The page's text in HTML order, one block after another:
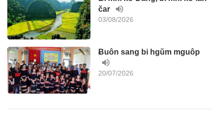
čar
03/08/2026
Ƀuôn sang bi hgŭm mguôp
20/07/2026